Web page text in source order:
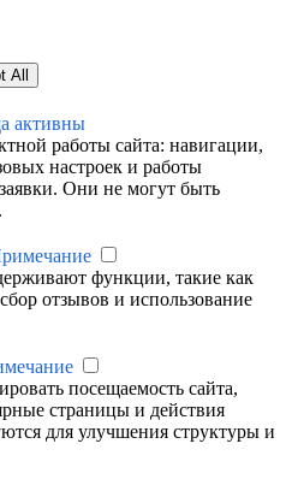
All
активны
работы сайта: навигации,
настроек и работы
Они не могут быть
функции, такие как
отзывов и использование
посещаемость сайта,
страницы и действия
для улучшения структуры и